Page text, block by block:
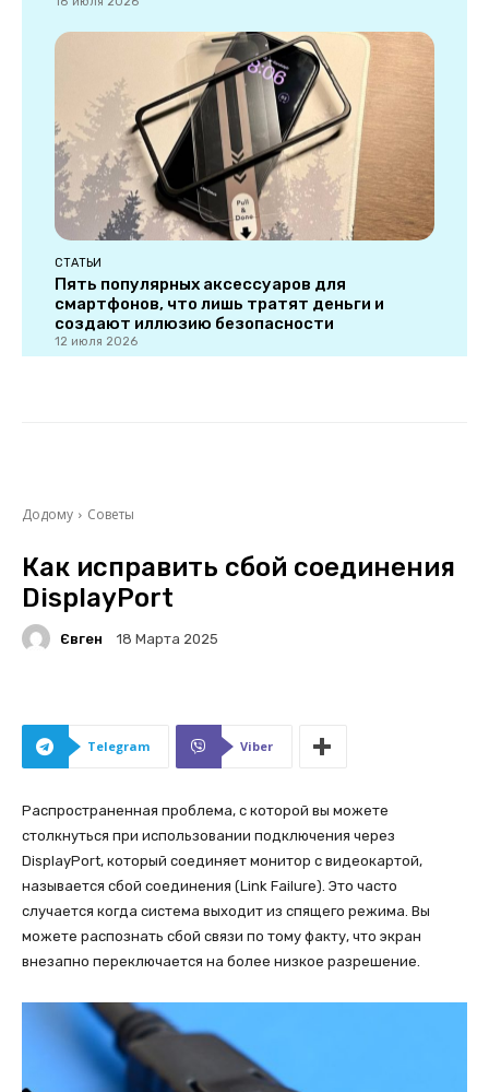
СТАТЬИ
Пять популярных аксессуаров для
смартфонов, что лишь тратят деньги и
создают иллюзию безопасности
12 июля 2026